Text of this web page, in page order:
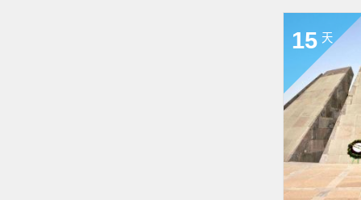
15 天